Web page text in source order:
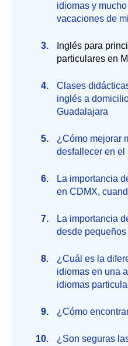
idiomas y
vacaciones de
Inglés para
particulares en
Clases
inglés a
Guadalajara
¿Cómo mejorar
desfallecer en el
La importancia
en CDMX,
La importancia
desde
¿Cuál es la
idiomas en una
idiomas
¿Cómo
¿Son seguras